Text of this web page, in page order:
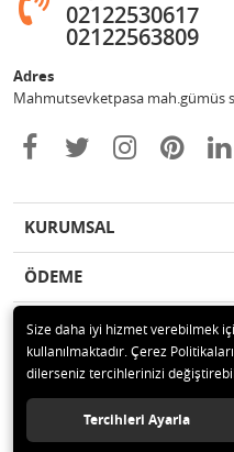
02122530617
02122563809
Adres
Mahmutsevketpasa mah.gümüs
KURUMSAL
ÖDEME
İLETİŞİM
© 2020 Metin otomotiv hizmet
Size daha iyi hizmet verebilmek
kullanılmaktadır. Çerez
dilerseniz tercihlerinizi
Tercihleri Ayarla